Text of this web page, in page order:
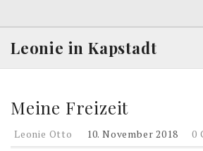
o
Leonie in Kapstadt
Meine Freizeit
Leonie Otto 10. November 2018 0